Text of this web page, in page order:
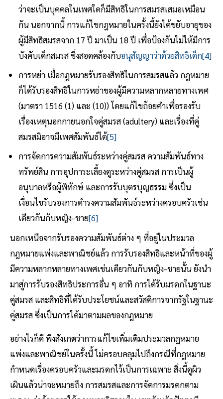
ว่าจะเป็นบุคคลในเพศใดก็มีสิทธิในการสมรสเสมอเหมือน
กัน นอกจากนี้ การแก้ไขกฎหมายในครั้งนี้ยังได้ขยับอายุของ
ผู้มีสิทธิสมรสจาก 17 ปี มาเป็น 18 ปี เพื่อป้องกันไม่ให้มีการ
บังคับเด็กสมรส ซึ่งสอดคล้องกับอนุสัญญาว่าด้วยสิทธิเด็ก[4]
การหย่า เมื่อกฎหมายรับรองสิทธิในการสมรสแล้ว กฎหมาย
ก็ได้รับรองสิทธิในการหย่าของผู้มีความหลากหลายทางเพศ
(มาตรา 1516 (1) และ (10)) โดยแก้ไขถ้อยคำเพื่อรองรับ
เรื่องเหตุนอกกายนอกใจคู่สมรส (adultery) และเรื่องที่คู่
สมรสมิอาจมีเพศสัมพันธ์ได้[5]
การจัดการความสัมพันธ์ระหว่างคู่สมรส ความสัมพันธ์ทาง
ทรัพย์สิน การอุปการะเลี้ยงดูระหว่างคู่สมรส การเป็นผู้
อนุบาลหรือผู้พิทักษ์ และการรับบุตรบุญธรรม ซึ่งเป็น
เงื่อนไขรับรองการดำรงความสัมพันธ์ระหว่างครอบครัวเช่น
เดียวกันกับหญิง-ชาย[6]
นอกเหนือจากรับรองความสัมพันธ์ต่าง ๆ ที่อยู่ในประมวล
กฎหมายแพ่งและพาณิชย์แล้ว การรับรองสิทธิและหน้าที่ของผู้
มีความหลากหลายทางเพศเช่นเดียวกันกับหญิง-ชายนั้น ยังนำ
มาสู่การรับรองสิทธิประการอื่น ๆ อาทิ การได้รับมรดกในฐานะ
คู่สมรส และสิทธิที่ได้รับประโยชน์และสวัสดิการจากรัฐในฐานะ
คู่สมรส ซึ่งเป็นการได้มาตามผลของกฎหมาย
อย่างไรก็ดี พึงสังเกตว่าการแก้ไขเพิ่มเติมประมวลกฎหมาย
แพ่งและพาณิชย์ในครั้งนี้ ไม่ครอบคลุมไปถึงกรณีที่กฎหมาย
กำหนดเรื่องครอบครัวและมรดกไว้เป็นการเฉพาะ สิ่งนี้ดูผิว
เผินแล้วน่าจะหมายถึง การสมรสและการจัดการมรดกตาม